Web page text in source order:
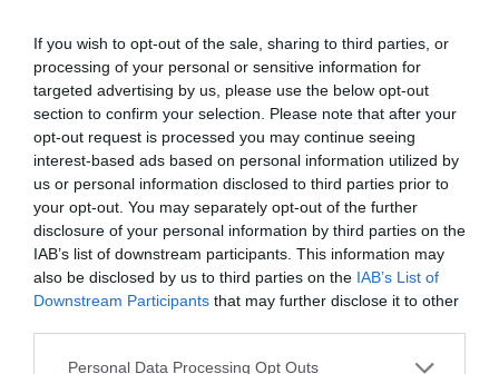
If you wish to opt-out of the sale, sharing to third parties, or
processing of your personal or sensitive information for
targeted advertising by us, please use the below opt-out
section to confirm your selection. Please note that after your
opt-out request is processed you may continue seeing
interest-based ads based on personal information utilized by
us or personal information disclosed to third parties prior to
your opt-out. You may separately opt-out of the further
disclosure of your personal information by third parties on the
IAB’s list of downstream participants. This information may
also be disclosed by us to third parties on the IAB’s List of
Downstream Participants that may further disclose it to other
Personal Data Processing Opt Outs